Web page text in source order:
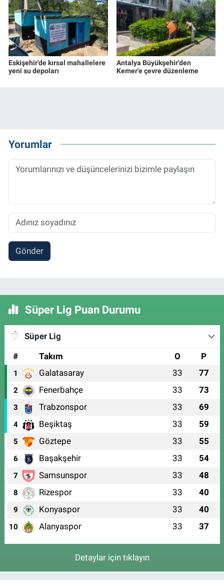
Eskişehir'de kırsal mahallelere
yeni su depoları
Antalya Büyükşehir'den
Kemer'e çevre düzenleme
Yorumlar
Gönder
Süper Lig Puan Durumu
Süper Lig
#
Takım O P
1 Galatasaray 33 77
2 Fenerbahçe 33 73
3 Trabzonspor 33 69
4 Beşiktaş 33 59
5 Göztepe 33 55
6 Başakşehir 33 54
7 Samsunspor 33 48
8 Rizespor 33 40
9 Konyaspor 33 40
10 Alanyaspor 33 37
Detaylar için tıklayın